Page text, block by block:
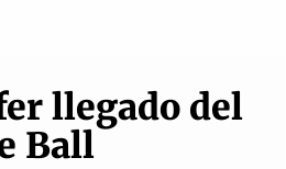
llegado del
Ball